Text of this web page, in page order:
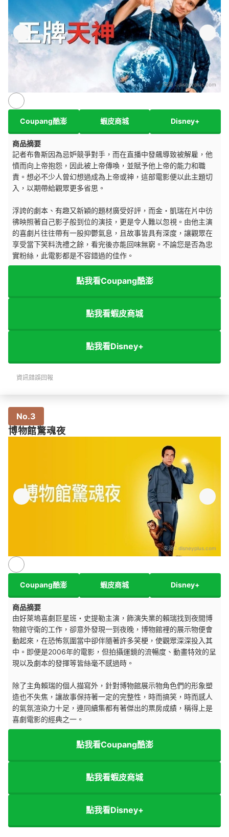
來源：disneyplus.com
Coupang酷澎 蝦皮商城 Disney+
商品摘要
記者布魯斯因為忌妒競爭對手，而在直播中發飆導致被解雇，他
憤而向上帝抱怨，因此被上帝傳喚，並賦予他上帝的能力和職
責。想必不少人曾幻想過成為上帝或神，這部電影便以此主題切
入，以期帶給觀眾更多省思。
浮誇的劇本、有趣又新穎的題材廣受好評，而金・凱瑞在片中彷
彿映照著自己影子般到位的演技，更是令人難以忽視。由他主演
的喜劇片往往帶有一股抑鬱氣息，且故事皆具有深度，讓觀眾在
享受當下笑料洗禮之餘，看完後亦能回味無窮。不論您是否為忠
實粉絲，此電影都是不容錯過的佳作。
點我看Coupang酷澎
點我看蝦皮商城
點我看Disney+
資訊錯誤回報
No.3
博物館驚魂夜
來源： disneyplus.com
Coupang酷澎 蝦皮商城 Disney+
商品摘要
由好萊塢喜劇巨星班・史提勒主演，飾演失業的賴瑞找到夜間博
物館守衛的工作，卻意外發現一到夜晚，博物館裡的展示物便會
動起來，在恐怖氛圍當中卻伴隨著許多笑梗，使觀眾深深投入其
中。即便是2006年的電影，但拍攝運鏡的流暢度、動畫特效的呈
現以及劇本的發揮等皆絲毫不感過時。
除了主角賴瑞的個人描寫外，針對博物館展示物角色們的形象塑
造也不失焦，讓故事保持著一定的完整性，時而搞笑，時而感人
的氣氛渲染力十足，連同續集都有著傑出的票房成績，稱得上是
喜劇電影的經典之一。
點我看Coupang酷澎
點我看蝦皮商城
點我看Disney+